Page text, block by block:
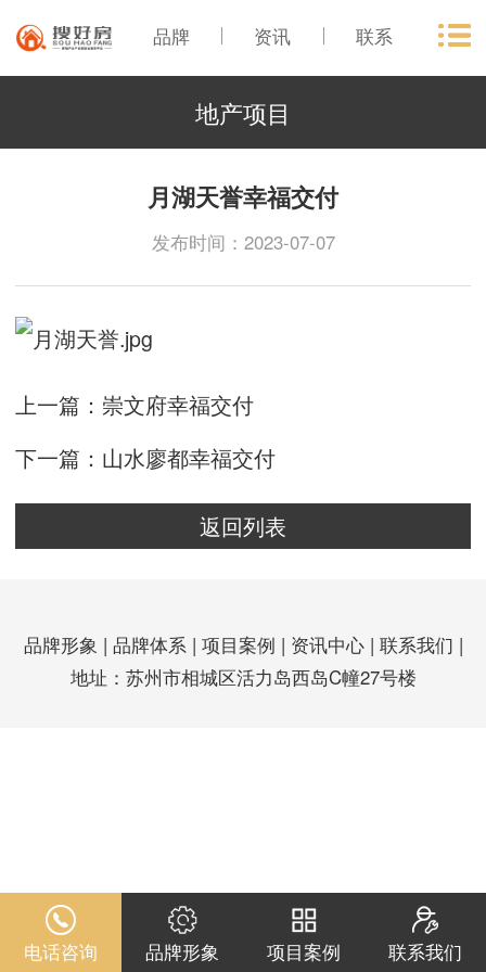
品牌 资讯 联系
地产项目
月湖天誉幸福交付
发布时间：2023-07-07
上一篇： 崇文府幸福交付
下一篇： 山水廖都幸福交付
返回列表
品牌形象 | 品牌体系| 项目案例 | 资讯中心| 联系我们 |
地址：苏州市相城区活力岛西岛C幢27号楼
电话咨询 品牌形象 项目案例 联系我们